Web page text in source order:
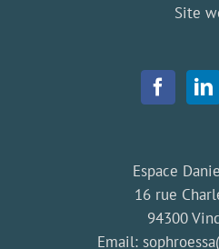
Site
Espace
16 rue
94300
Email: